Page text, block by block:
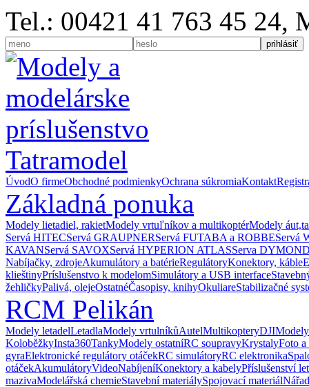
Tel.: 00421 41 763 45 24,
ÚvodO firmeObchodné podmienkyOchrana súkromiaKontakt
Základná ponuka
Modely lietadiel, rakietModely vrtuľníkov a multikoptérModely
Servá HITECServá GRAUPNERServá FUTABA a ROBBEServá
KAVANServá SAVOXServá HYPERION ATLASServa
Nabíjačky, zdrojeAkumulátory a batérieRegulátoryKonektory, káble
klieštinyPríslušenstvo k modelomSimulátory a USB interface
žehličkyPalivá, olejeOstatnéČasopisy, knihyOkuliareStabilizačné
RCM Pelikán
Modely letadelLetadlaModely vrtulníkůAutelMultikopteryDJI
KoloběžkyInsta360TankyModely ostatníRC soupravyKrystalyFoto
gyraElektronické regulátory otáčekRC simulátoryRC elektronika
otáčekAkumulátoryVideoNabíjeníKonektory a kabelyPříslušenství
mazivaModelářská chemieStavební materiálySpojovací materiál